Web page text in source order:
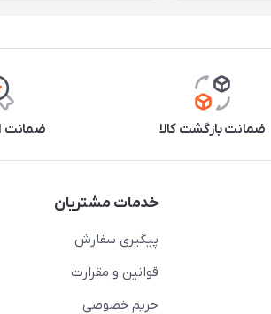
ضمانت بازگشت کالا ضمانت
خدمات مشتریان
پیگیری سفارش
قوانین و مقرارت
حریم خصوصی